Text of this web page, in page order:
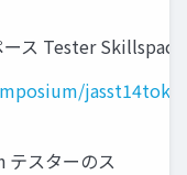
ス Tester
テスターのス